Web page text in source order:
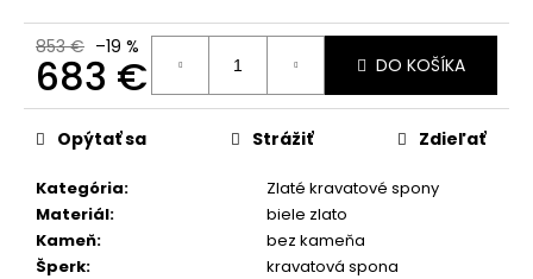
853 € –19 %
683 €
Jednotková
cena:
DO KOŠÍKA
Kategória:
Zlaté kravatové spony
Materiál:
biele zlato
Kameň:
bez kameňa
Šperk: kravatová spona
Opýtať sa Strážiť Zdieľať
O
d
p
o
ú
č
a
m
e